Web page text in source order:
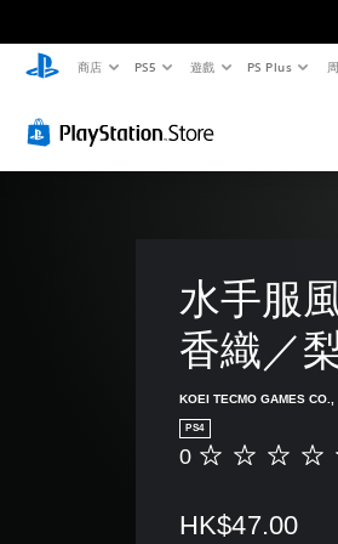
商店 PS5 遊戲 PS Plus
水手服
香織／
KOEI TECMO GAMES CO.,
PS4
無
0
HK$47.00